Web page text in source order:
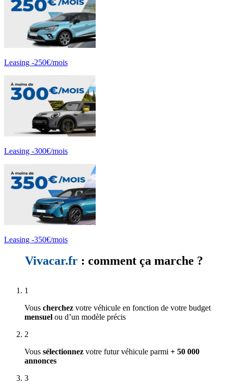
Leasing -250€/mois
Leasing -300€/mois
Leasing -350€/mois
Vivacar.fr : comment ça marche ?
1
Vous cherchez votre véhicule en fonction de votre budget
mensuel ou d’un modèle précis
2
Vous sélectionnez votre futur véhicule parmi + 50 000
annonces
3